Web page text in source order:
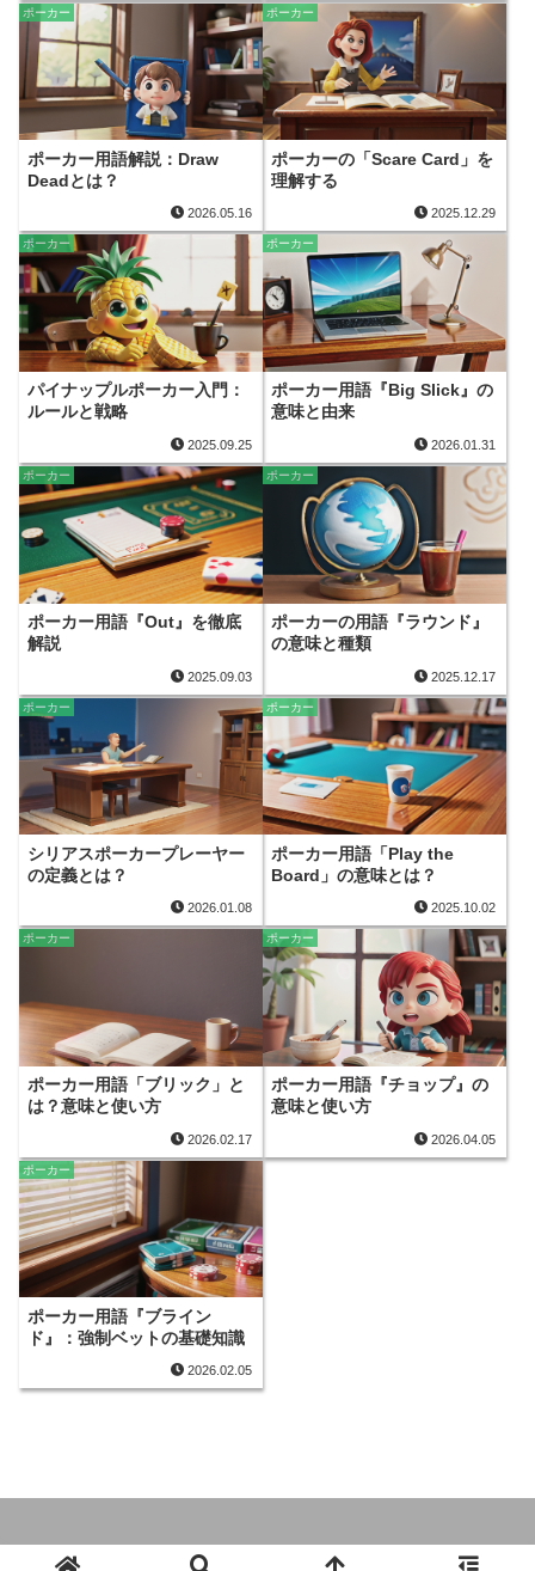
ポーカー
ポーカー用語解説：Draw
Deadとは？
2026.05.16
ポーカー
ポーカーの「Scare Card」を
理解する
2025.12.29
ポーカー
パイナップルポーカー入門：
ルールと戦略
2025.09.25
ポーカー
ポーカー用語『Big Slick』の
意味と由来
2026.01.31
ポーカー
ポーカー用語『Out』を徹底
解説
2025.09.03
ポーカー
ポーカーの用語『ラウンド』
の意味と種類
2025.12.17
ポーカー
シリアスポーカープレーヤー
の定義とは？
2026.01.08
ポーカー
ポーカー用語「Play the
Board」の意味とは？
2025.10.02
ポーカー
ポーカー用語「ブリック」と
は？意味と使い方
2026.02.17
ポーカー
ポーカー用語『チョップ』の
意味と使い方
2026.04.05
ポーカー
ポーカー用語『ブライン
ド』：強制ベットの基礎知識
2026.02.05